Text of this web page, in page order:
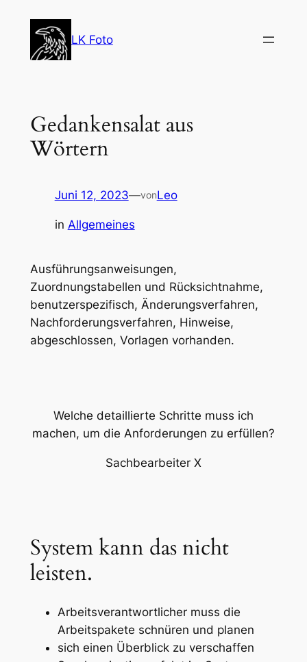
springen
LK Foto
Gedankensalat aus
Wörtern
Juni 12, 2023—vonLeo
in Allgemeines
Ausführungsanweisungen,
Zuordnungstabellen und Rücksichtnahme,
benutzerspezifisch, Änderungsverfahren,
Nachforderungsverfahren, Hinweise,
abgeschlossen, Vorlagen vorhanden.
Welche detaillierte Schritte muss ich
machen, um die Anforderungen zu erfüllen?
Sachbearbeiter X
System kann das nicht
leisten.
Arbeitsverantwortlicher muss die
Arbeitspakete schnüren und planen
sich einen Überblick zu verschaffen